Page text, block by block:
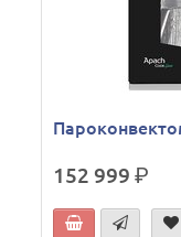
152 999р.